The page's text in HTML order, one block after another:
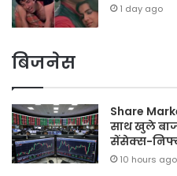
1 day ago
बिजनेस
Share
साथ खुले
सेंसेक्स-
10 hours ago